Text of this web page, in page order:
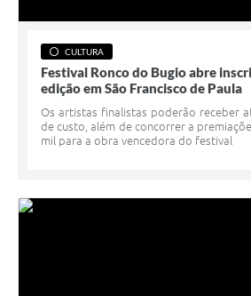
CULTURA
Festival Ronco do Bugio abre
edição em São Francisco de Paula
Os artistas finalistas poderão receber
de custo, além de concorrer a
mil para a obra vencedora do festival